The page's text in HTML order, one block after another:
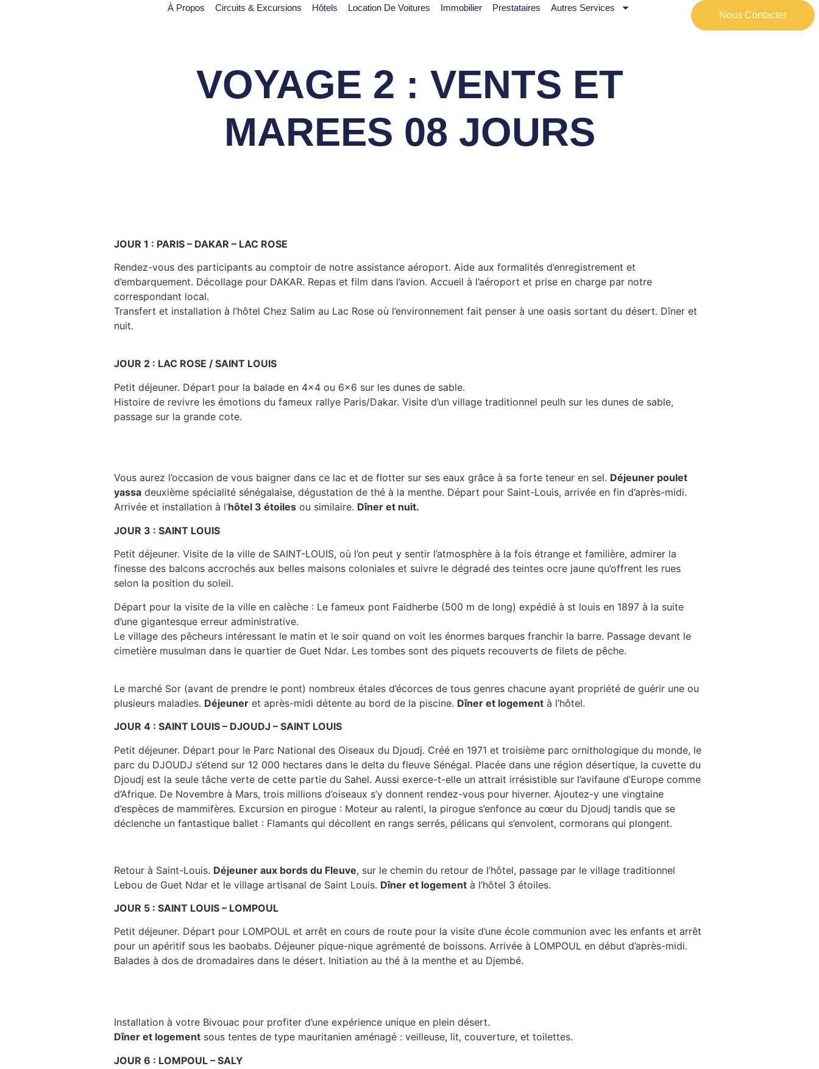
À Propos Circuits & Excursions Hôtels Location De Voitures Immobilier Prestataires Autres Services
Nous Contacter
VOYAGE 2 : VENTS ET
MAREES 08 JOURS
JOUR 1 : PARIS – DAKAR – LAC ROSE
Rendez-vous des participants au comptoir de notre assistance aéroport. Aide aux formalités d’enregistrement et
d’embarquement. Décollage pour DAKAR. Repas et film dans l’avion. Accueil à l’aéroport et prise en charge par notre
correspondant local.
Transfert et installation à l’hôtel Chez Salim au Lac Rose où l’environnement fait penser à une oasis sortant du désert. Dîner et
nuit.
JOUR 2 : LAC ROSE / SAINT LOUIS
Petit déjeuner. Départ pour la balade en 4×4 ou 6×6 sur les dunes de sable.
Histoire de revivre les émotions du fameux rallye Paris/Dakar. Visite d’un village traditionnel peulh sur les dunes de sable,
passage sur la grande cote.
Vous aurez l’occasion de vous baigner dans ce lac et de flotter sur ses eaux grâce à sa forte teneur en sel. Déjeuner poulet
yassa deuxième spécialité sénégalaise, dégustation de thé à la menthe. Départ pour Saint-Louis, arrivée en fin d’après-midi.
Arrivée et installation à l’hôtel 3 étoiles ou similaire. Dîner et nuit.
JOUR 3 : SAINT LOUIS
Petit déjeuner. Visite de la ville de SAINT-LOUIS, où l’on peut y sentir l’atmosphère à la fois étrange et familière, admirer la
finesse des balcons accrochés aux belles maisons coloniales et suivre le dégradé des teintes ocre jaune qu’offrent les rues
selon la position du soleil.
Départ pour la visite de la ville en calèche : Le fameux pont Faidherbe (500 m de long) expédié à st louis en 1897 à la suite
d’une gigantesque erreur administrative.
Le village des pêcheurs intéressant le matin et le soir quand on voit les énormes barques franchir la barre. Passage devant le
cimetière musulman dans le quartier de Guet Ndar. Les tombes sont des piquets recouverts de filets de pêche.
Le marché Sor (avant de prendre le pont) nombreux étales d’écorces de tous genres chacune ayant propriété de guérir une ou
plusieurs maladies. Déjeuner et après-midi détente au bord de la piscine. Dîner et logement à l’hôtel.
JOUR 4 : SAINT LOUIS – DJOUDJ – SAINT LOUIS
Petit déjeuner. Départ pour le Parc National des Oiseaux du Djoudj. Créé en 1971 et troisième parc ornithologique du monde, le
parc du DJOUDJ s’étend sur 12 000 hectares dans le delta du fleuve Sénégal. Placée dans une région désertique, la cuvette du
Djoudj est la seule tâche verte de cette partie du Sahel. Aussi exerce-t-elle un attrait irrésistible sur l’avifaune d’Europe comme
d’Afrique. De Novembre à Mars, trois millions d’oiseaux s’y donnent rendez-vous pour hiverner. Ajoutez-y une vingtaine
d’espèces de mammifères. Excursion en pirogue : Moteur au ralenti, la pirogue s’enfonce au cœur du Djoudj tandis que se
déclenche un fantastique ballet : Flamants qui décollent en rangs serrés, pélicans qui s’envolent, cormorans qui plongent.
Retour à Saint-Louis. Déjeuner aux bords du Fleuve, sur le chemin du retour de l’hôtel, passage par le village traditionnel
Lebou de Guet Ndar et le village artisanal de Saint Louis. Dîner et logement à l’hôtel 3 étoiles.
JOUR 5 : SAINT LOUIS – LOMPOUL
Petit déjeuner. Départ pour LOMPOUL et arrêt en cours de route pour la visite d’une école communion avec les enfants et arrêt
pour un apéritif sous les baobabs. Déjeuner pique-nique agrémenté de boissons. Arrivée à LOMPOUL en début d’après-midi.
Balades à dos de dromadaires dans le désert. Initiation au thé à la menthe et au Djembé.
Installation à votre Bivouac pour profiter d’une expérience unique en plein désert.
Dîner et logement sous tentes de type mauritanien aménagé : veilleuse, lit, couverture, et toilettes.
JOUR 6 : LOMPOUL – SALY